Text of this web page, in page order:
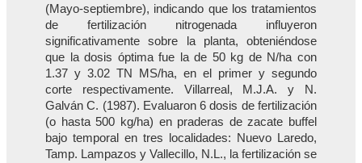
(Mayo-septiembre), indicando que los tratamientos
de fertilización nitrogenada influyeron
significativamente sobre la planta, obteniéndose
que la dosis óptima fue la de 50 kg de N/ha con
1.37 y 3.02 TN MS/ha, en el primer y segundo
corte respectivamente. Villarreal, M.J.A. y N.
Galván C. (1987). Evaluaron 6 dosis de fertilización
(o hasta 500 kg/ha) en praderas de zacate buffel
bajo temporal en tres localidades: Nuevo Laredo,
Tamp. Lampazos y Vallecillo, N.L., la fertilización se